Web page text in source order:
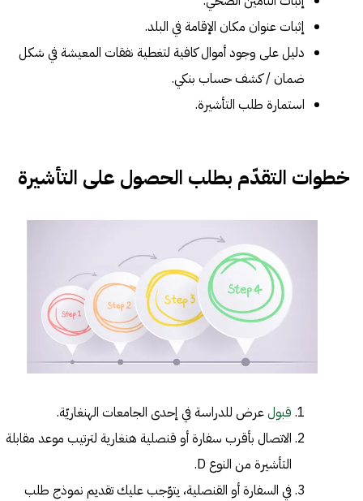
إثبات عنوان مكان الإقامة في البلد.
دليل على وجود أموال كافية لتغطية نفقات المعيشة في شكل
ضمان / كشف حساب بنكي.
استمارة طلب التأشيرة.
خطوات التقدّم بطلب الحصول على التأشيرة
قبولعرض للدراسة في إحدى الجامعات الهنغاريّة.
الاتصال بأقرب سفارة أو قنصلية هنغارية لترتيب موعد مقابلة
التأشيرة من النوع D.
في السفارة أو القنصلية، يتوّجب عليك تقديم نموذج طلب